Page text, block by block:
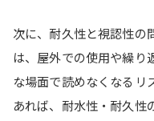
次に、耐久性と視認性の
は、屋外での使用や繰り
な場面で読めなくなるリ
あれば、耐水性・耐久性